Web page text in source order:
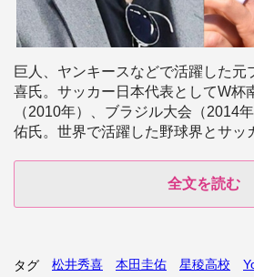
巨人、ヤンキースなどで活躍した元
喜氏。サッカー日本代表としてW杯
（2010年）、ブラジル大会（2014
佑氏。世界で活躍した野球界とサッ
全文を読む
タグ 松井秀喜 本田圭佑 星稜高校